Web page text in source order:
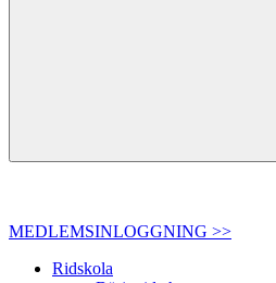
MEDLEMSINLOGGNING >>
Ridskola